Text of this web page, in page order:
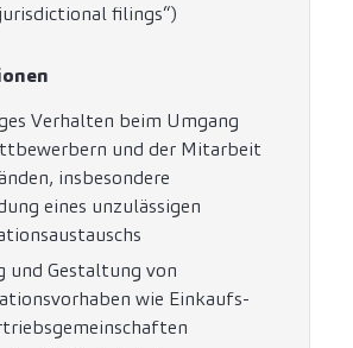
filings“)
Verhalten beim Umgang
und der Mitarbeit
insbesondere
eines unzulässigen
und Gestaltung von
wie Einkaufs-